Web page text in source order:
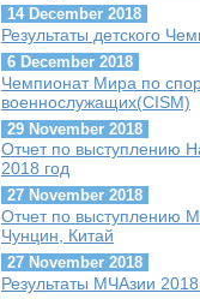
14 December 2018
Результаты детского
6 December 2018
Чемпионат Мира по
военнослужащих(CISM)
29 November 2018
Отчет по выступлению
2018 год
27 November 2018
Отчет по выступлению
Чунцин, Китай
27 November 2018
Результаты МЧАзии